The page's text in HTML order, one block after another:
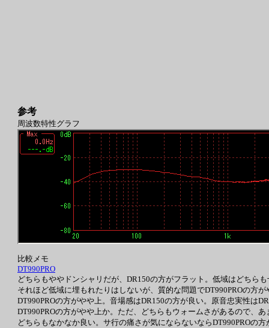
参考
周波数特性グラフ
比較メモ
DT990PRO
どちらもややドンシャリだが、DR150の方がフラット。低域はどちら
それほど低域に埋もれたりはしないが、質的な問題でDT990PROの方
DT990PROの方がやや上。音場感はDR150の方が良い。原音忠実性は
DT990PROの方がやや上か。ただ、どちらもウォームさがあるので、
どちらもなかなか良い。サ行の痛さが気にならないならDT990PROの